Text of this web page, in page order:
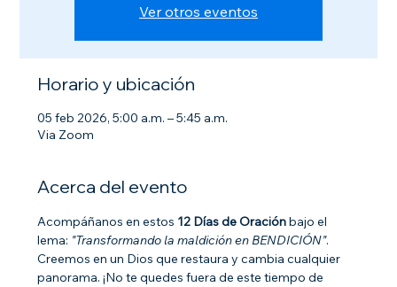
Ver otros eventos
Horario y ubicación
05 feb 2026, 5:00 a.m. – 5:45 a.m.
Via Zoom
Acerca del evento
Acompáñanos en estos 12 Días de Oración bajo el
lema: "Transformando la maldición en BENDICIÓN".
Creemos en un Dios que restaura y cambia cualquier
panorama. ¡No te quedes fuera de este tiempo de